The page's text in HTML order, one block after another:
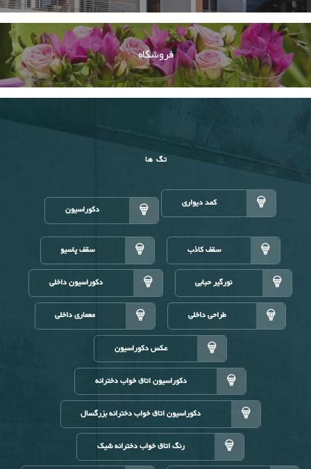
فروشگاه
تگ ها
کمد دیواری دکوراسیون
سقف کاذب سقف پاسیو
نورگیر حبابی دکوراسیون داخلی
طراحی داخلی معماری داخلی
عکس دکوراسیون
دکوراسیون اتاق خواب دخترانه
دکوراسیون اتاق خواب دخترانه بزرگسال
رنگ اتاق خواب دخترانه شیک